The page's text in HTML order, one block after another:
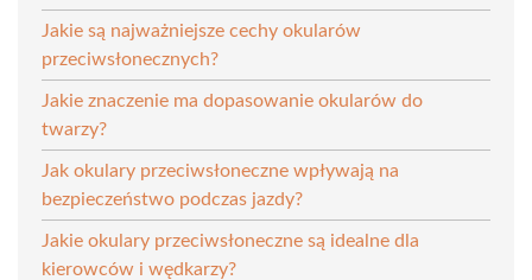
Jakie są najważniejsze cechy okularów
przeciwsłonecznych?
Jakie znaczenie ma dopasowanie okularów do
twarzy?
Jak okulary przeciwsłoneczne wpływają na
bezpieczeństwo podczas jazdy?
Jakie okulary przeciwsłoneczne są idealne dla
kierowców i wędkarzy?